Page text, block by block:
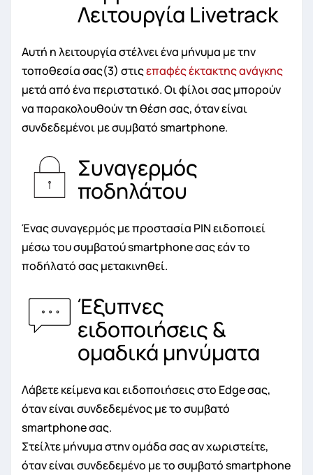
Λειτουργία Livetrack
Αυτή η λειτουργία στέλνει ένα μήνυμα με την
τοποθεσία σας(3) στιςεπαφές έκτακτης ανάγκης
μετά από ένα περιστατικό. Οι φίλοι σας μπορούν
να παρακολουθούν τη θέση σας, όταν είναι
συνδεδεμένοι με συμβατό smartphone.
Συναγερμός
ποδηλάτου
Ένας συναγερμός με προστασία PIN ειδοποιεί
μέσω του συμβατού smartphone σας εάν το
ποδήλατό σας μετακινηθεί.
Έξυπνες
ειδοποιήσεις &
ομαδικά μηνύματα
Λάβετε κείμενα και ειδοποιήσεις στο Edge σας,
όταν είναι συνδεδεμένος με το συμβατό
smartphone σας.
Στείλτε μήνυμα στην ομάδα σας αν χωριστείτε,
όταν είναι συνδεδεμένο με το συμβατό smartphone